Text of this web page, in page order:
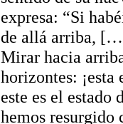
expresa: “Si
de allá arriba,
Mirar hacia
horizontes: ¡esta
este es el
hemos resurgido